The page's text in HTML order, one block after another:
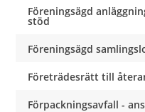
Föreningsägd
stöd
Föreningsägd
Företrädesrätt till
Förpackningsavfall -